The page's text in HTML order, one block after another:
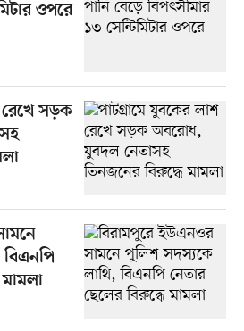
ওপরে
রেখে সড়ক